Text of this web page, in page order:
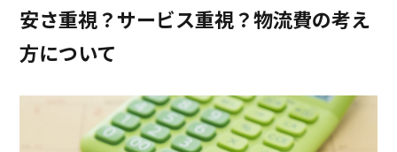
安さ重視？サービス重視？物流費の考え
方について